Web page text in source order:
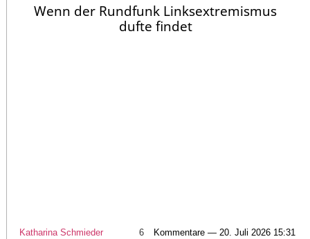
Wenn der Rundfunk Linksextremismus
dufte findet
Katharina Schmieder 6 Kommentare — 20. Juli 2026 15:31